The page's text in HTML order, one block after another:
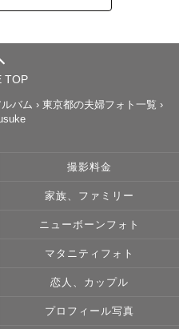
TOP
バム › 東京都の夫婦フォト一覧 ›
撮影料金
家族、ファミリー
ニューボーンフォト
マタニティフォト
恋人、カップル
プロフィール写真